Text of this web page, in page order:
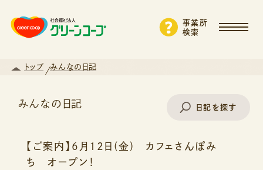
事業所
検索
トップ みんなの日記
みんなの日記 日記を探す
事業所名で探す
【ご案内】6月12日(金) カフェさんぽみ
ち オープン！